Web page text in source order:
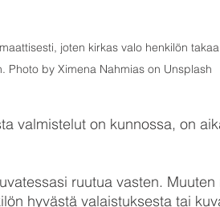
joten kirkas valo henkilön
Photo by Ximena Nahmias on Unsplash
valmistelut on kunnossa, on
ruutua vasten.
hyvästä valaistuksesta tai